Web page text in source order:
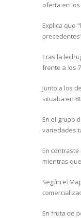
oferta en
Explica que
Tras la
frente a los
Junto a los
situaba en
En el grupo
variedades
En
mientras
Según el
En fruta de